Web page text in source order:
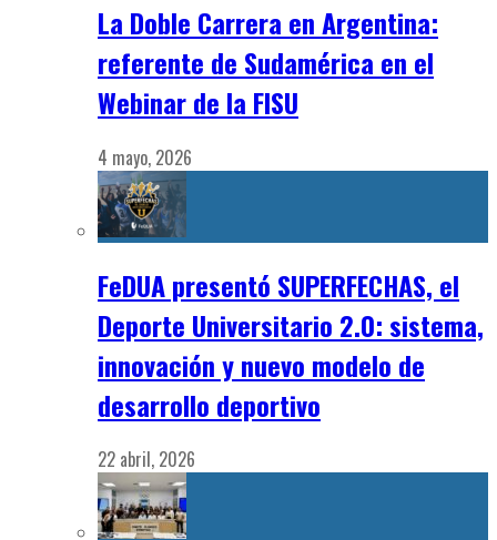
La Doble Carrera en Argentina:
referente de Sudamérica en el
Webinar de la FISU
4 mayo, 2026
FeDUA presentó SUPERFECHAS, el
Deporte Universitario 2.0: sistema,
innovación y nuevo modelo de
desarrollo deportivo
22 abril, 2026